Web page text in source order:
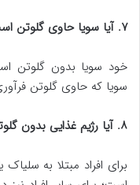
۷. آیا سویا حاوی گلوتن است؟
خود سویا بدون گلوتن
سویا که حاوی گلوتن
۸. آیا رژیم غذایی بدون گلوتن مفید است؟
برای افراد مبتلا به